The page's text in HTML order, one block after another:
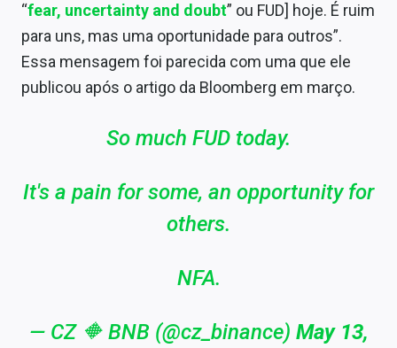
“fear, uncertainty and doubt” ou FUD] hoje. É ruim
para uns, mas uma oportunidade para outros”.
Essa mensagem foi parecida com uma que ele
publicou após o artigo da Bloomberg em março.
So much FUD today.
It's a pain for some, an opportunity for
others.
NFA.
— CZ 🔶 BNB (@cz_binance) May 13,